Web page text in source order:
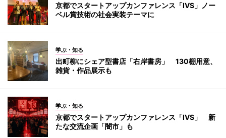
京都でスタートアップカンファレンス「IVS」ノー
ベル賞技術の社会実装テーマに
学ぶ・知る
出町柳にシェア型書店「右岸書房」 130棚用意、
雑貨・作品展示も
学ぶ・知る
京都でスタートアップカンファレンス「IVS」 新
たな交流企画「闇市」も